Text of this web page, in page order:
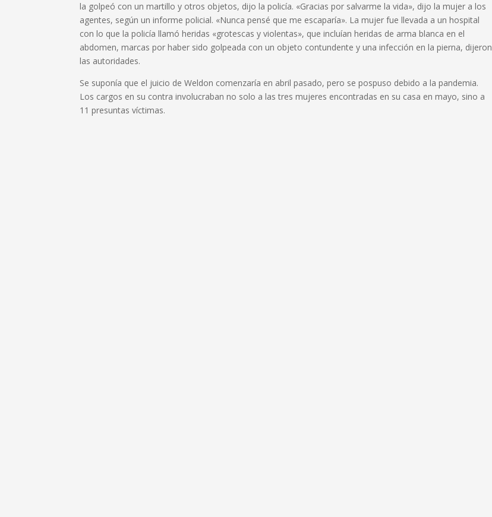
la golpeó con un martillo y otros objetos, dijo la policía. «Gracias por salvarme la vida», dijo la mujer a los
agentes, según un informe policial. «Nunca pensé que me escaparía». La mujer fue llevada a un hospital
con lo que la policía llamó heridas «grotescas y violentas», que incluían heridas de arma blanca en el
abdomen, marcas por haber sido golpeada con un objeto contundente y una infección en la pierna, dijeron
las autoridades.
Se suponía que el juicio de Weldon comenzaría en abril pasado, pero se pospuso debido a la pandemia.
Los cargos en su contra involucraban no solo a las tres mujeres encontradas en su casa en mayo, sino a
11 presuntas víctimas.